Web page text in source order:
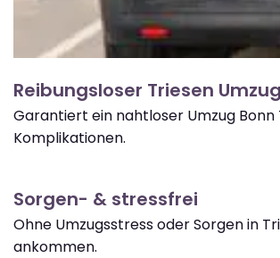
Reibungsloser Triesen Umzug
Garantiert ein nahtloser Umzug Bonn
Komplikationen.
Sorgen- & stressfrei
Ohne Umzugsstress oder Sorgen in
ankommen.